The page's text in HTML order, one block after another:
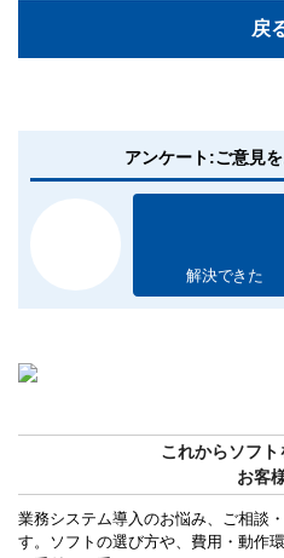
戻
アンケート:ご意見
解決できた
これからソフ
お客
業務システム導入のお悩み、ご相談
す。ソフトの選び方や、費用・動作